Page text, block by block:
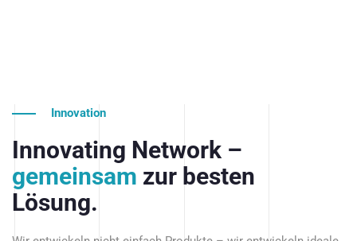
Innovation
Innovating Network –
gemeinsam zur besten
Lösung.